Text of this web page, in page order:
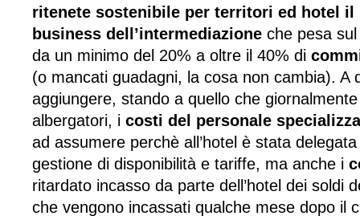
ritenete sostenibile per territori ed hotel il
business dell’intermediazione che pesa
da un minimo del 20% a oltre il 40% di
(o mancati guadagni, la cosa non cambia). A
aggiungere, stando a quello che
albergatori, i costi del personale
ad assumere perchè all’hotel è stata
gestione di disponibilità e tariffe, ma anche i
ritardato incasso da parte dell’hotel dei soldi
che vengono incassati qualche mese dopo il